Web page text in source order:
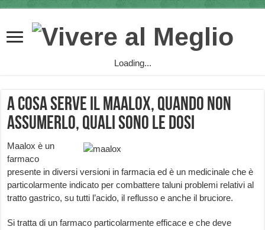
Loading...
A cosa serve il Maalox, quando non
assumerlo, quali sono le dosi
Maalox è un
farmaco
presente in diversi versioni in farmacia ed è un medicinale che è
particolarmente indicato per combattere taluni problemi relativi al
tratto gastrico, su tutti l’acido, il reflusso e anche il bruciore.
Si tratta di un farmaco particolarmente efficace e che deve